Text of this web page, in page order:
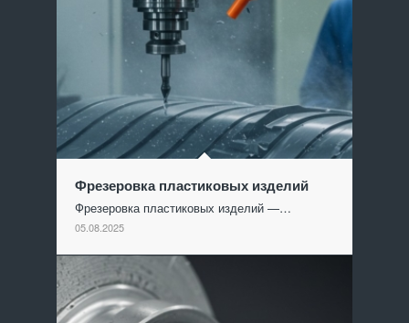
Фрезеровка пластиковых изделий
Фрезеровка пластиковых изделий —…
05.08.2025